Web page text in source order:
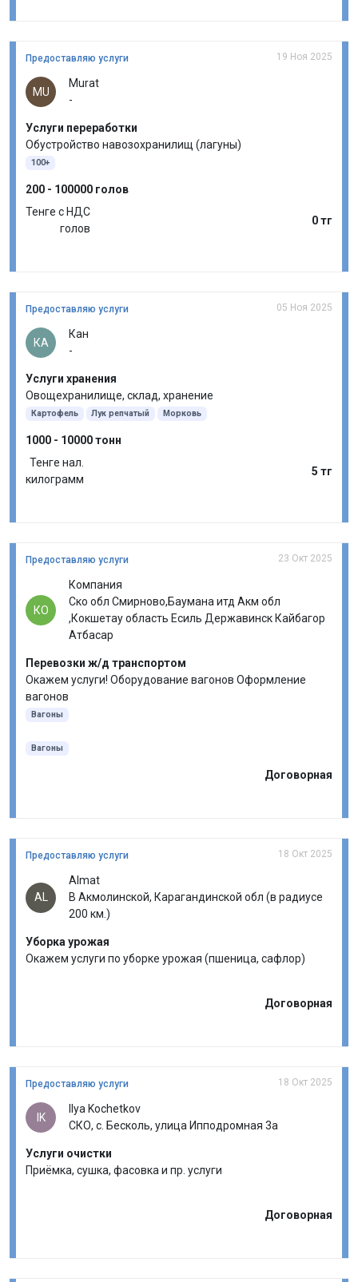
Предоставляю услуги 19 Ноя 2025
MU
Murat
-
Услуги переработки
Обустройство навозохранилищ (лагуны)
100+
200 - 100000 голов
Тенге с НДС
голов
0 тг
Предоставляю услуги 05 Ноя 2025
КА
Кан
-
Услуги хранения
Овощехранилище, склад, хранение
Картофель Лук репчатый Морковь
1000 - 10000 тонн
Тенге нал.
килограмм
5 тг
Предоставляю услуги 23 Окт 2025
КО
Компания
Ско обл Смирново,Баумана итд Акм обл
,Кокшетау область Есиль Державинск Кайбагор
Атбасар
Перевозки ж/д транспортом
Окажем услуги! Оборудование вагонов Оформление
вагонов
Вагоны
Вагоны
Договорная
Предоставляю услуги 18 Окт 2025
AL
Almat
В Акмолинской, Карагандинской обл (в радиусе
200 км.)
Уборка урожая
Окажем услуги по уборке урожая (пшеница, сафлор)
Договорная
Предоставляю услуги 18 Окт 2025
IK
Ilya Kochetkov
СКО, с. Бесколь, улица Ипподромная 3а
Услуги очистки
Приёмка, сушка, фасовка и пр. услуги
Договорная